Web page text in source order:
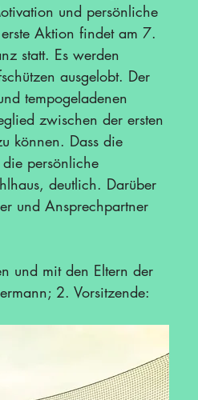
und persönliche
Aktion findet am 7.
statt. Es werden
ausgelobt. Der
tempogeladenen
zwischen der ersten
können. Dass die
persönliche
deutlich. Darüber
und Ansprechpartner
und mit den Eltern der
2. Vorsitzende: